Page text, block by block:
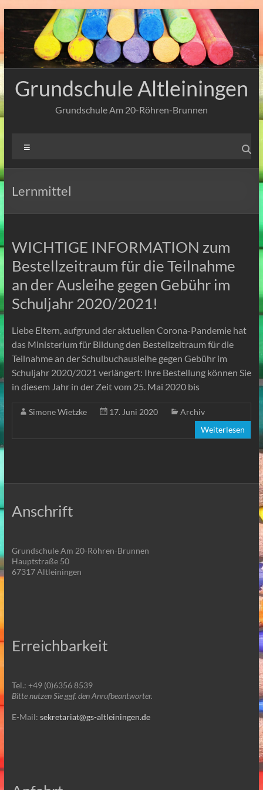
Zum
Inhalt
springen
Grundschule Altleiningen
Grundschule Am 20-Röhren-Brunnen
Lernmittel
WICHTIGE INFORMATION zum
Bestellzeitraum für die Teilnahme
an der Ausleihe gegen Gebühr im
Schuljahr 2020/2021!
Liebe Eltern, aufgrund der aktuellen Corona-Pandemie hat
das Ministerium für Bildung den Bestellzeitraum für die
Teilnahme an der Schulbuchausleihe gegen Gebühr im
Schuljahr 2020/2021 verlängert: Ihre Bestellung können Sie
in diesem Jahr in der Zeit vom 25. Mai 2020 bis
Simone Wietzke 17. Juni 2020
Archiv
Weiterlesen
Anschrift
Grundschule Am 20-Röhren-Brunnen
Hauptstraße 50
67317 Altleiningen
Erreichbarkeit
Tel.: +49 (0)6356 8539
Bitte nutzen Sie ggf. den Anrufbeantworter.
E-Mail: sekretariat@gs-altleiningen.de